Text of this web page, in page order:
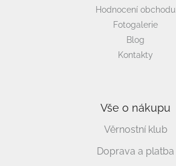
Hodnocení obchodu
Fotogalerie
Blog
Kontakty
Vše o nákupu
Věrnostní klub
Doprava a platba